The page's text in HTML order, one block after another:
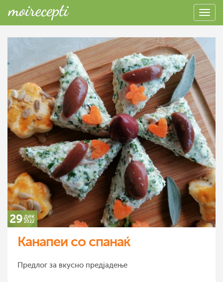
29 дек
2022
Канапеи со спанаќ
Предлог за вкусно предјадење